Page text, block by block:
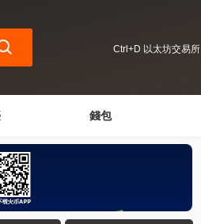
Ctrl+D 以太坊交易所
錢包